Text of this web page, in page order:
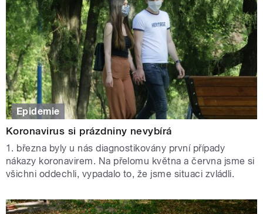
Epidemie
Koronavirus si prázdniny nevybírá
1. března byly u nás diagnostikovány první případy
nákazy koronavirem. Na přelomu května a června jsme si
všichni oddechli, vypadalo to, že jsme situaci zvládli.